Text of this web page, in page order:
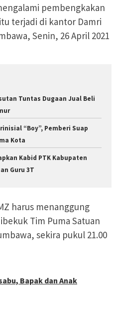
pembengkakan
terjadi di kantor Damri
Senin, 26 April 2021
Tuntas Dugaan Jual Beli
“Boy”, Pemberi Suap
Kota
Kabid PTK Kabupaten
Guru 3T
harus menanggung
Tim Puma Satuan
sekira pukul 21.00
Bapak dan Anak